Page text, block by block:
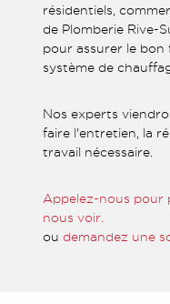
résidentiels,
de Plomberie Rive-
pour assurer le
système de
Nos experts
faire l'entretien, la
travail nécessaire.
Appelez-nous pour
nous voir.
ou demandez une